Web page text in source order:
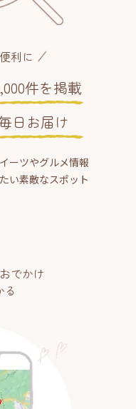
利に
件を掲載
日お届け
ーツやグルメ情報
い素敵なスポット
でかけ